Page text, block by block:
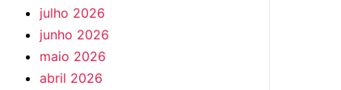
julho 2026
junho 2026
maio 2026
abril 2026